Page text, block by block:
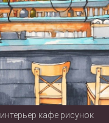
интерьер кафе рисунок